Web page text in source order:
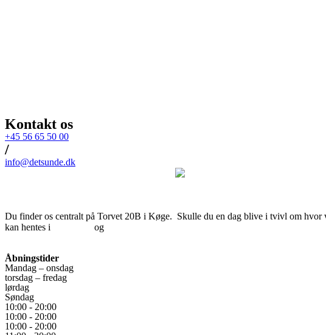
Kontakt os
+45 56 65 50 00
/
info@detsunde.dk
Du finder os centralt på Torvet 20B i Køge. Skulle du en dag blive i tvivl om hvor
kan hentes i
og
Åbningstider
Mandag – onsdag
torsdag – fredag
lørdag
Søndag
10:00 - 20:00
10:00 - 20:00
10:00 - 20:00